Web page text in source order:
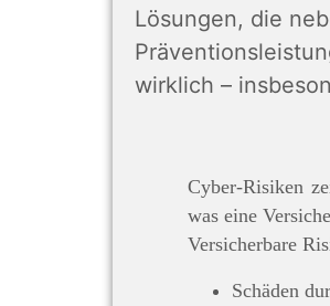
Lösungen, die
wirklich –
Cyber-Risiken
was eine
Versicherbare
Schäden